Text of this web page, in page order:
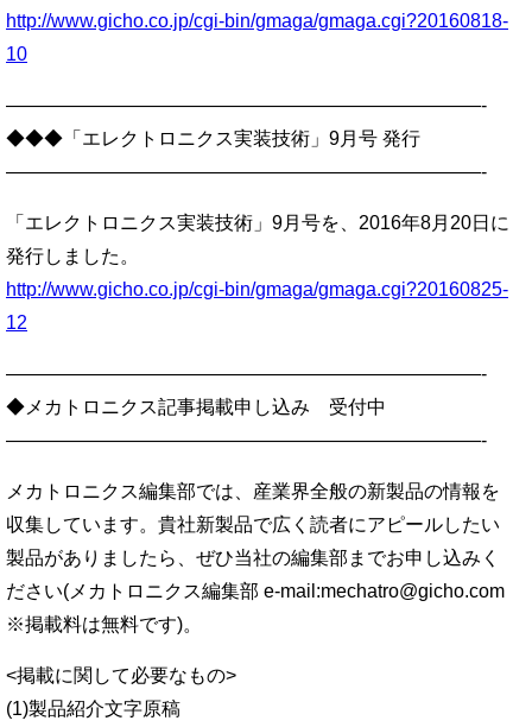
http://www.gicho.co.jp/cgi-bin/gmaga/gmaga.cgi?20160818-
10
—————————————————————————-
◆◆◆「エレクトロニクス実装技術」9月号 発行
—————————————————————————-
「エレクトロニクス実装技術」9月号を、2016年8月20日に
発行しました。
http://www.gicho.co.jp/cgi-bin/gmaga/gmaga.cgi?20160825-
12
—————————————————————————-
◆メカトロニクス記事掲載申し込み 受付中
—————————————————————————-
メカトロニクス編集部では、産業界全般の新製品の情報を
収集しています。貴社新製品で広く読者にアピールしたい
製品がありましたら、ぜひ当社の編集部までお申し込みく
ださい(メカトロニクス編集部 e-mail:mechatro@gicho.com
※掲載料は無料です)。
<掲載に関して必要なもの>
(1)製品紹介文字原稿